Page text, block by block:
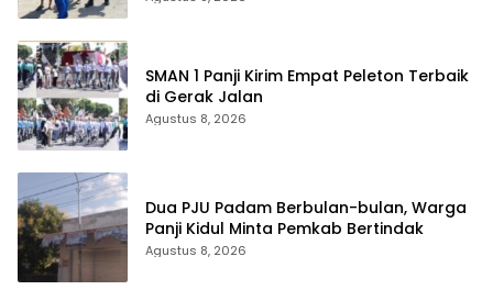
SMAN 1 Panji Kirim Empat Peleton Terbaik
di Gerak Jalan
Agustus 8, 2026
Dua PJU Padam Berbulan-bulan, Warga
Panji Kidul Minta Pemkab Bertindak
Agustus 8, 2026